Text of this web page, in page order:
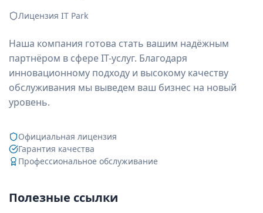
Лицензия IT Park
Наша компания готова стать вашим надёжным
партнёром в сфере IT-услуг. Благодаря
инновационному подходу и высокому качеству
обслуживания мы выведем ваш бизнес на новый
уровень.
Официальная лицензия
Гарантия качества
Профессиональное обслуживание
Полезные ссылки